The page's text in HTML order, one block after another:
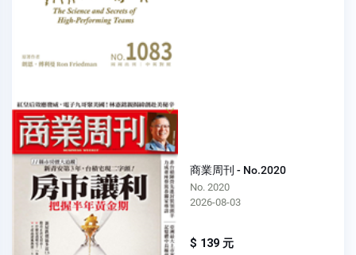
商業周刊 - No.2020
No. 2020
2026-08-03
$ 139 元